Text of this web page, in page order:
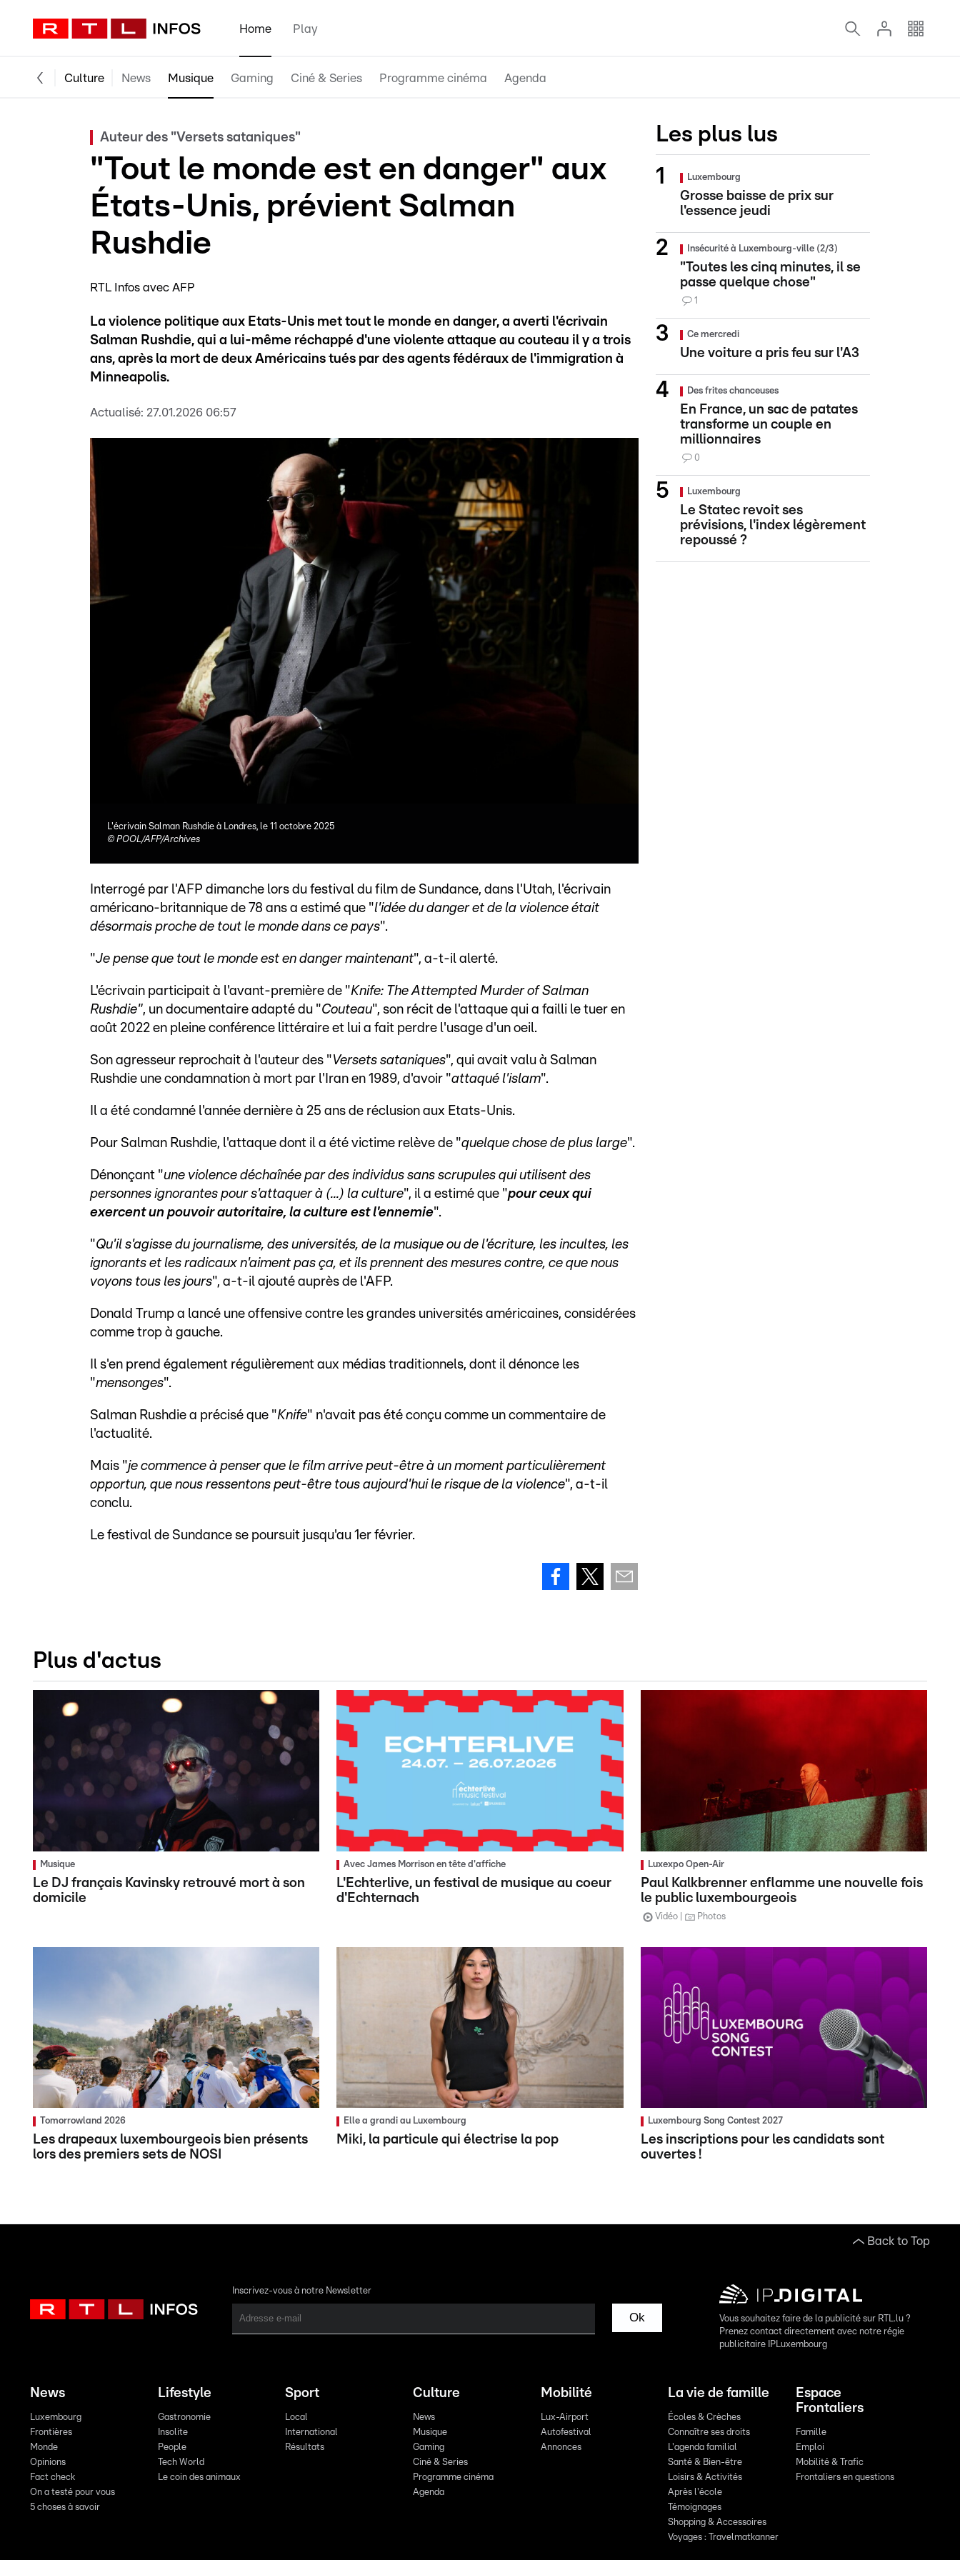
Home Play
Culture News Musique Gaming Ciné & Series Programme cinéma Agenda
Auteur des "Versets sataniques"
"Tout le monde est en danger" aux
États-Unis, prévient Salman
Rushdie
RTL Infos avec AFP
La violence politique aux Etats-Unis met tout le monde en danger, a averti l'écrivain
Salman Rushdie, qui a lui-même réchappé d'une violente attaque au couteau il y a trois
ans, après la mort de deux Américains tués par des agents fédéraux de l'immigration à
Minneapolis.
Actualisé: 27.01.2026 06:57
L'écrivain Salman Rushdie à Londres, le 11 octobre 2025
© POOL/AFP/Archives
Interrogé par l'AFP dimanche lors du festival du film de Sundance, dans l'Utah, l'écrivain
américano-britannique de 78 ans a estimé que "l'idée du danger et de la violence était
désormais proche de tout le monde dans ce pays".
"Je pense que tout le monde est en danger maintenant", a-t-il alerté.
L'écrivain participait à l'avant-première de "Knife: The Attempted Murder of Salman
Rushdie", un documentaire adapté du "Couteau", son récit de l'attaque qui a failli le tuer en
août 2022 en pleine conférence littéraire et lui a fait perdre l'usage d'un oeil.
Son agresseur reprochait à l'auteur des "Versets sataniques", qui avait valu à Salman
Rushdie une condamnation à mort par l'Iran en 1989, d'avoir "attaqué l'islam".
Il a été condamné l'année dernière à 25 ans de réclusion aux Etats-Unis.
Pour Salman Rushdie, l'attaque dont il a été victime relève de "quelque chose de plus large".
Dénonçant "une violence déchaînée par des individus sans scrupules qui utilisent des
personnes ignorantes pour s'attaquer à (...) la culture", il a estimé que "pour ceux qui
exercent un pouvoir autoritaire, la culture est l'ennemie".
"Qu'il s'agisse du journalisme, des universités, de la musique ou de l'écriture, les incultes, les
ignorants et les radicaux n'aiment pas ça, et ils prennent des mesures contre, ce que nous
voyons tous les jours", a-t-il ajouté auprès de l'AFP.
Donald Trump a lancé une offensive contre les grandes universités américaines, considérées
comme trop à gauche.
Il s'en prend également régulièrement aux médias traditionnels, dont il dénonce les
"mensonges".
Salman Rushdie a précisé que "Knife" n'avait pas été conçu comme un commentaire de
l'actualité.
Mais "je commence à penser que le film arrive peut-être à un moment particulièrement
opportun, que nous ressentons peut-être tous aujourd'hui le risque de la violence", a-t-il
conclu.
Le festival de Sundance se poursuit jusqu'au 1er février.
Les plus lus
Luxembourg
Grosse baisse de prix sur
l'essence jeudi
Insécurité à Luxembourg-ville (2/3)
"Toutes les cinq minutes, il se
passe quelque chose"
1
Ce mercredi
Une voiture a pris feu sur l'A3
Des frites chanceuses
En France, un sac de patates
transforme un couple en
millionnaires
0
Luxembourg
Le Statec revoit ses
prévisions, l'index légèrement
repoussé ?
Plus d'actus
Musique
Le DJ français Kavinsky retrouvé mort à son
domicile
Avec James Morrison en tête d'affiche
L'Echterlive, un festival de musique au coeur
d'Echternach
Luxexpo Open-Air
Paul Kalkbrenner enflamme une nouvelle fois
le public luxembourgeois
Vidéo Photos
Tomorrowland 2026
Les drapeaux luxembourgeois bien présents
lors des premiers sets de NOSI
Elle a grandi au Luxembourg
Miki, la particule qui électrise la pop
Luxembourg Song Contest 2027
Les inscriptions pour les candidats sont
ouvertes !
Back to Top
Inscrivez-vous à notre Newsletter
Ok
Vous souhaitez faire de la publicité sur RTL.lu ?
Prenez contact directement avec notre régie
publicitaire IPLuxembourg
News
Luxembourg
Frontières
Monde
Opinions
Fact check
On a testé pour vous
5 choses à savoir
Lifestyle
Gastronomie
Insolite
People
Tech World
Le coin des animaux
Sport
Local
International
Résultats
Culture
News
Musique
Gaming
Ciné & Series
Programme cinéma
Agenda
Mobilité
Lux-Airport
Autofestival
Annonces
La vie de famille
Écoles & Crèches
Connaître ses droits
L'agenda familial
Santé & Bien-être
Loisirs & Activités
Après l'école
Témoignages
Shopping & Accessoires
Voyages : Travelmatkanner
Espace
Frontaliers
Famille
Emploi
Mobilité & Trafic
Frontaliers en questions